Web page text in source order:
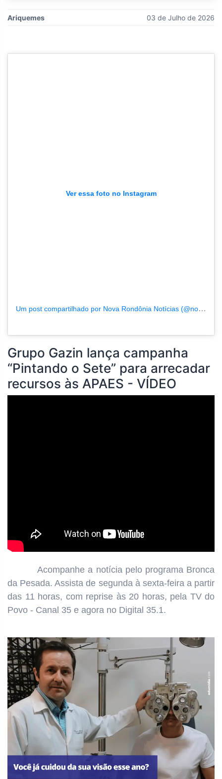
Ariquemes 03 de Julho de 2026
Ver essa foto no Instagram
Um post compartilhado por Nova Rondônia Notícias (@novarondonia)
Grupo Gazin lança campanha
“Pintando o Sete” para arrecadar
recursos às APAES - VÍDEO
Acompanhe a notícia pelo programa Bronca
da Pesada. Assista de segunda à sexta-feira a partir
das 11 horas, com reprise às 20 horas, pela TV do
Povo - Canal 35 e agora no Digital 35.1.